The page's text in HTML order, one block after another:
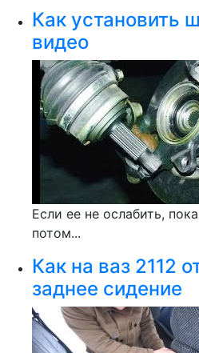
Как установить
видео
Если ее не ослабить,
потом...
Как на ваз 2112
заднее сидение